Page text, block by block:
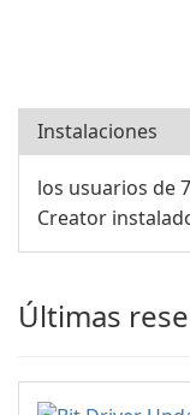
Instalaciones
los usuarios de
Creator
Últimas